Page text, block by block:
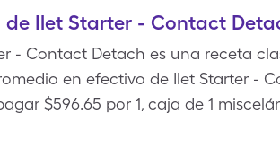
de Ilet Starter - Contact
- Contact Detach es una receta
en efectivo de Ilet Starter -
$596.65 por 1, caja de 1